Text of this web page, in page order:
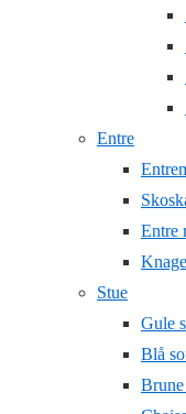
Entre
Entre
Stue
Gule
Blå